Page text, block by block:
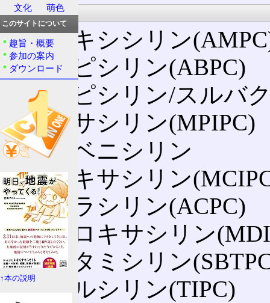
主な系統
アモキシシリン
アンピシリン(ABPC)
アンピシリン/スルバ
オキサシリン(MPIPC)
カルベニシリン
クロキサシリン
シクラシリン(ACPC)
ジクロキサシリン
スルタミシリン
チカルシリン(TIPC)
文化
萌色
このサイトについて
趣旨・概要
参加の案内
ダウンロード
↑本の説明